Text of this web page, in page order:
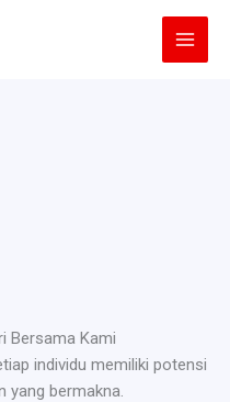
Bersama Kami
individu memiliki potensi
yang bermakna.